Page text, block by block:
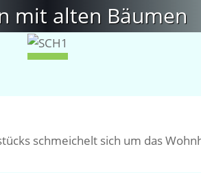
mit alten Bäumen
schmeichelt sich um das